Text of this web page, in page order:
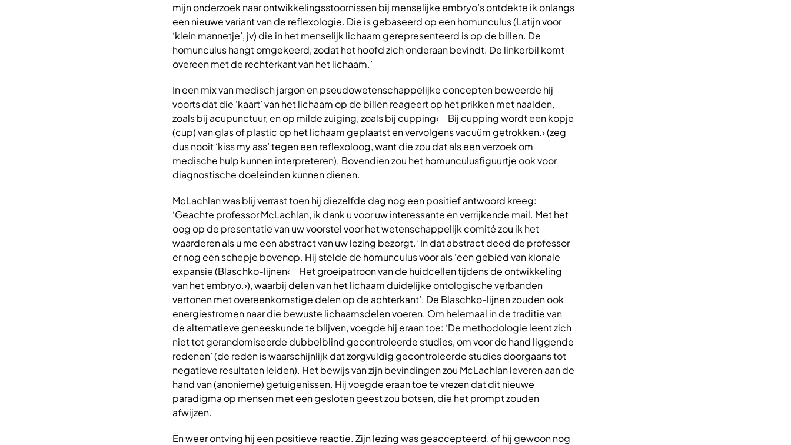
mijn onderzoek naar ontwikkelingsstoornissen bij menselijke embryo’s ontdekte ik onlangs
een nieuwe variant van de reflexologie. Die is gebaseerd op een homunculus (Latijn voor
‘klein mannetje’, jv) die in het menselijk lichaam gerepresenteerd is op de billen. De
homunculus hangt omgekeerd, zodat het hoofd zich onderaan bevindt. De linkerbil komt
overeen met de rechterkant van het lichaam.’
In een mix van medisch jargon en pseudowetenschappelijke concepten beweerde hij
voorts dat die ‘kaart’ van het lichaam op de billen reageert op het prikken met naalden,
zoals bij acupunctuur, en op milde zuiging, zoals bij cupping‹ Bij cupping wordt een kopje
(cup) van glas of plastic op het lichaam geplaatst en vervolgens vacuüm getrokken.› (zeg
dus nooit ‘kiss my ass’ tegen een reflexoloog, want die zou dat als een verzoek om
medische hulp kunnen interpreteren). Bovendien zou het homunculusfiguurtje ook voor
diagnostische doeleinden kunnen dienen.
McLachlan was blij verrast toen hij diezelfde dag nog een positief antwoord kreeg:
‘Geachte professor McLachlan, ik dank u voor uw interessante en verrijkende mail. Met het
oog op de presentatie van uw voorstel voor het wetenschappelijk comité zou ik het
waarderen als u me een abstract van uw lezing bezorgt.‘ In dat abstract deed de professor
er nog een schepje bovenop. Hij stelde de homunculus voor als ‘een gebied van klonale
expansie (Blaschko-lijnen‹ Het groeipatroon van de huidcellen tijdens de ontwikkeling
van het embryo.›), waarbij delen van het lichaam duidelijke ontologische verbanden
vertonen met overeenkomstige delen op de achterkant’. De Blaschko-lijnen zouden ook
energiestromen naar die bewuste lichaamsdelen voeren. Om helemaal in de traditie van
de alternatieve geneeskunde te blijven, voegde hij eraan toe: ‘De methodologie leent zich
niet tot gerandomiseerde dubbelblind gecontroleerde studies, om voor de hand liggende
redenen’ (de reden is waarschijnlijk dat zorgvuldig gecontroleerde studies doorgaans tot
negatieve resultaten leiden). Het bewijs van zijn bevindingen zou McLachlan leveren aan de
hand van (anonieme) getuigenissen. Hij voegde eraan toe te vrezen dat dit nieuwe
paradigma op mensen met een gesloten geest zou botsen, die het prompt zouden
afwijzen.
En weer ontving hij een positieve reactie. Zijn lezing was geaccepteerd, of hij gewoon nog